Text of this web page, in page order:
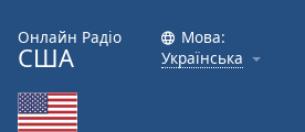
Онлайн Радіо
США
Мова:
Українська